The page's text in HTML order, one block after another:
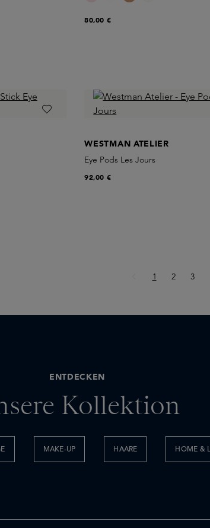
80,00 €
WESTMAN ATELIER
Eye Pods Les Jours
92,00 €
Seite
1 Seite
2 Seite
3
ENTDECKEN
Kollektion
MAKE-UP HAARE HOME &